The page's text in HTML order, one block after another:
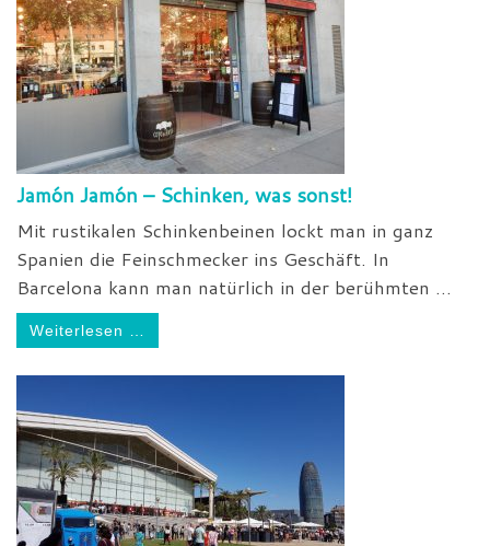
Jamón Jamón – Schinken, was sonst!
Mit rustikalen Schinkenbeinen lockt man in ganz
Spanien die Feinschmecker ins Geschäft. In
Barcelona kann man natürlich in der berühmten ...
Weiterlesen …